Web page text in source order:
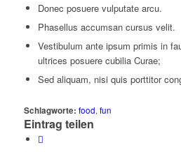
Donec posuere vulputate arcu.
Phasellus accumsan cursus velit.
Vestibulum ante ipsum primis in
ultrices posuere cubilia Curae;
Sed aliquam, nisi quis porttitor
Schlagworte: food, fun
Eintrag teilen